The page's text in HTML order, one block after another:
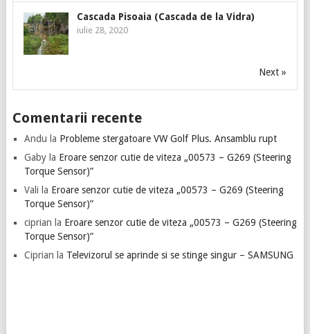
Cascada Pisoaia (Cascada de la Vidra)
iulie 28, 2020
Next »
Comentarii recente
Andu la Probleme stergatoare VW Golf Plus. Ansamblu rupt
Gabyla Eroare senzor cutie de viteza „00573 – G269 (Steering
Torque Sensor)”
Vali la Eroare senzor cutie de viteza „00573 – G269 (Steering
Torque Sensor)”
ciprian la Eroare senzor cutie de viteza „00573 – G269 (Steering
Torque Sensor)”
Ciprian la Televizorul se aprinde si se stinge singur – SAMSUNG